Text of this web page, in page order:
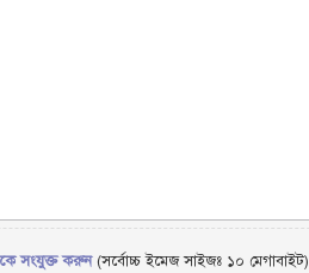
সংযুক্ত করুন(সর্বোচ্চ ইমেজ সাইজঃ ১০ মেগাবাইট)